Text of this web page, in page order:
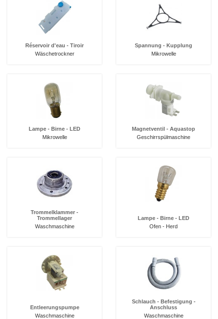
Réservoir d'eau - Tiroir
Wäschetrockner
Spannung - Kupplung
Mikrowelle
Lampe - Birne - LED
Mikrowelle
Magnetventil - Aquastop
Geschirrspülmaschine
Trommelklammer -
Trommellager
Waschmaschine
Lampe - Birne - LED
Ofen - Herd
Entleerungspumpe
Waschmaschine
Schlauch - Befestigung -
Anschluss
Waschmaschine